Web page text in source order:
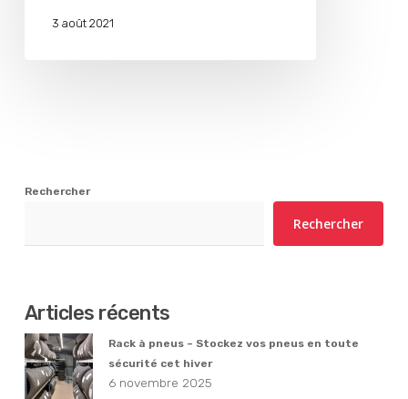
3 août 2021
Rechercher
Rechercher
Articles récents
Rack à pneus – Stockez vos pneus en toute
sécurité cet hiver
6 novembre 2025